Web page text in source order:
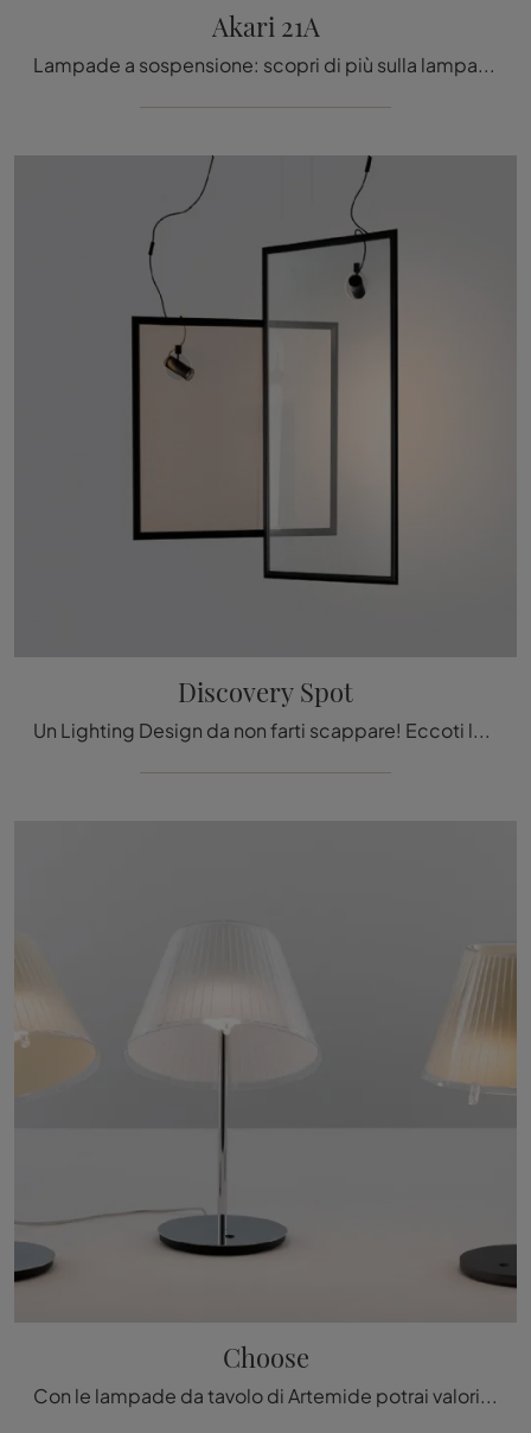
Akari 21A
Lampade a sospensione: scopri di più sulla lampada Akari 21A in carta che ti proponiamo.
Discovery Spot
Un Lighting Design da non farti scappare! Eccoti la lampada a sospensione Discovery Spot di Artemide.
Choose
Con le lampade da tavolo di Artemide potrai valorizzare i tuoi locali: clicca e scopri Choose!